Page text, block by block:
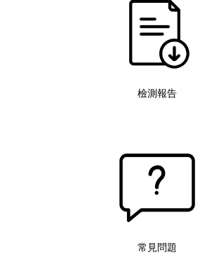
檢測報告
常見問題